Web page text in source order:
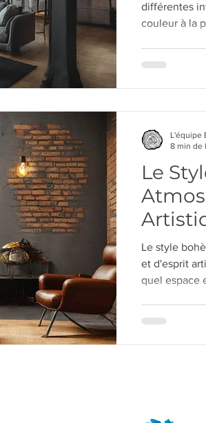
différentes
couleur à la
Le
Le style
et d'esprit
quel espace
L'équipe
8 min de